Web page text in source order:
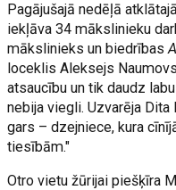
Pagājušajā nedēļā
iekļāva 34 mākslinieku
mākslinieks un biedrības
loceklis Aleksejs
atsaucību un tik daudz
nebija viegli. Uzvarēja
gars – dzejniece, kura
tiesībām."
Otro vietu žūrijai piešķīra